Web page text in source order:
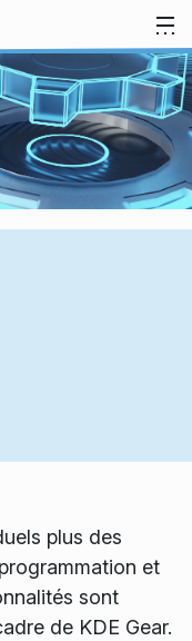
plus des
et
sont
de KDE Gear.